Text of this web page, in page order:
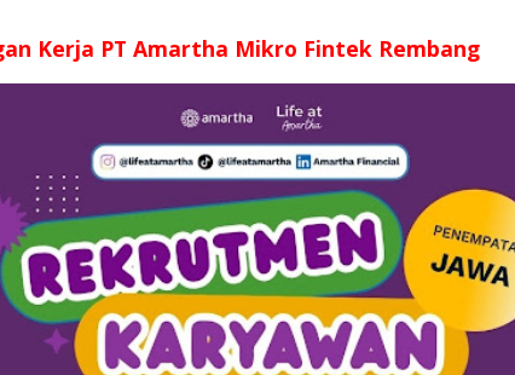
Kerja PT Amartha Mikro Fintek Rembang